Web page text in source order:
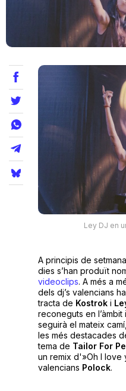
Ley DJ en
A principis de
dies s’han produït
videoclips. A més a
dels dj’s valencians
tracta de Kostroki
reconeguts en
seguirà el mateix
les més destacades
tema de Tailor For
un remix d'»Oh I love
valencians Polock.